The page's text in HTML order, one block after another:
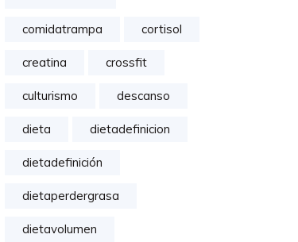
comidatrampa cortisol
creatina crossfit
culturismo descanso
dieta dietadefinicion
dietadefinición
dietaperdergrasa
dietavolumen